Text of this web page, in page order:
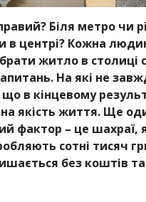
Біля метро чи
в центрі? Кожна
житло в столиці
На які не
що в кінцевому
якість життя. Ще
фактор – це шахраї,
сотні тисяч
без коштів